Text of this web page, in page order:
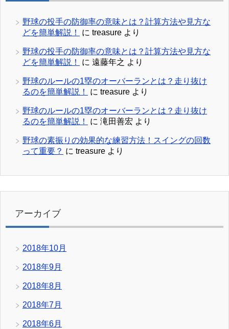
野球の投手の防御率の意味とは？計算方法や見方な
どを簡単解説！
に treasure より
野球の投手の防御率の意味とは？計算方法や見方な
どを簡単解説！
に 遠藤年之 より
野球のルールの1塁のオーバーランとは？走り抜け
るのを簡単解説！
に treasure より
野球のルールの1塁のオーバーランとは？走り抜け
るのを簡単解説！
に 滝田善宏 より
野球の素振りの効果的な練習方法！スイングの回数
って重要？ に treasure より
アーカイブ
2018年10月
2018年9月
2018年8月
2018年7月
2018年6月